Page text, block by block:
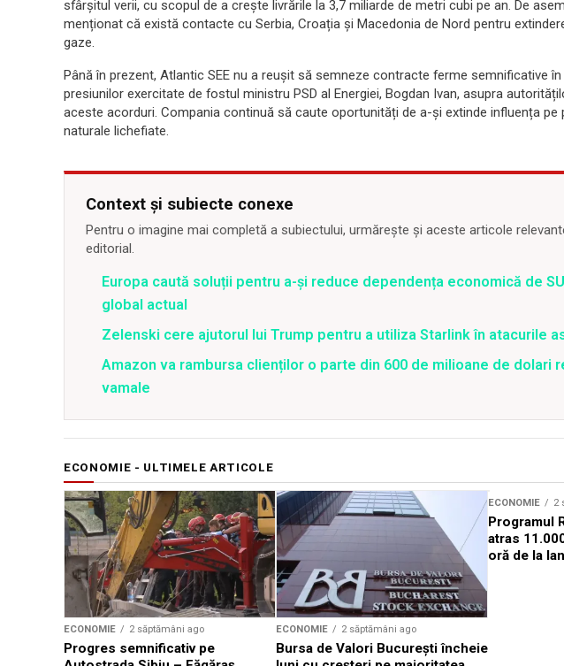
sfârșitul verii, cu scopul de a crește livrările la 3,7 miliarde de metri cubi pe an. De
menționat că există contacte cu Serbia, Croația și Macedonia de Nord pentru
gaze.
Până în prezent, Atlantic SEE nu a reușit să semneze contracte ferme semnificative în
presiunilor exercitate de fostul ministru PSD al Energiei, Bogdan Ivan, asupra
aceste acorduri. Compania continuă să caute oportunități de a-și extinde influența pe
naturale lichefiate.
Context și subiecte conexe
Pentru o imagine mai completă a subiectului, urmărește și aceste articole
editorial.
Europa caută soluții pentru a-și reduce dependența economică de
global actual
Zelenski cere ajutorul lui Trump pentru a utiliza Starlink în atacurile
Amazon va rambursa clienților o parte din 600 de milioane de dolari
vamale
ECONOMIE - ULTIMELE ARTICOLE
ECONOMIE 2 săptămâni ago
Progres semnificativ pe
ECONOMIE 2 săptămâni ago
Bursa de Valori Bucureşti încheie
ECONOMIE 2
Programul
atras
oră de la